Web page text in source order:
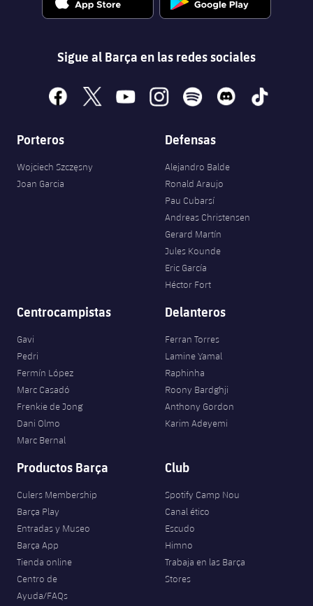
Sigue al Barça en las redes sociales
facebook
x youtubeinstagramspotify discord tiktok
Porteros
Wojciech Szczęsny
Joan Garcia
Defensas
Alejandro Balde
Ronald Araujo
Pau Cubarsí
Andreas Christensen
Gerard Martín
Jules Kounde
Eric García
Héctor Fort
Centrocampistas
Gavi
Pedri
Fermín López
Marc Casadó
Frenkie de Jong
Dani Olmo
Marc Bernal
Delanteros
Ferran Torres
Lamine Yamal
Raphinha
Roony Bardghji
Anthony Gordon
Karim Adeyemi
Productos Barça
Culers Membership
Barça Play
Entradas y Museo
Barça App
Tienda online
Centro de
Ayuda/FAQs
Club
Spotify Camp Nou
Canal ético
Escudo
Himno
Trabaja en las Barça
Stores